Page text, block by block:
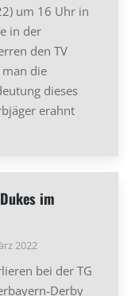
um 16 Uhr in
in der
den TV
man die
dieses
erahnt
im
2022
bei der TG
Derby